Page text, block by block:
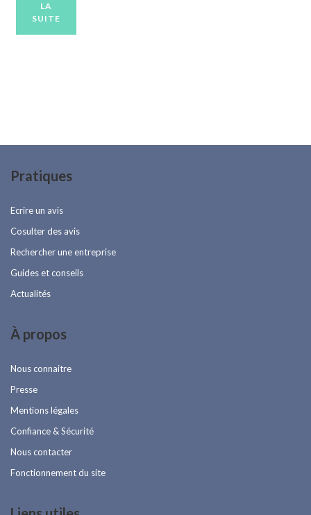
LA
SUITE
Pratiques
Ecrire un avis
Cosulter des avis
Rechercher une entreprise
Guides et conseils
Actualités
À propos
Nous connaitre
Presse
Mentions légales
Confiance & Sécurité
Nous contacter
Fonctionnement du site